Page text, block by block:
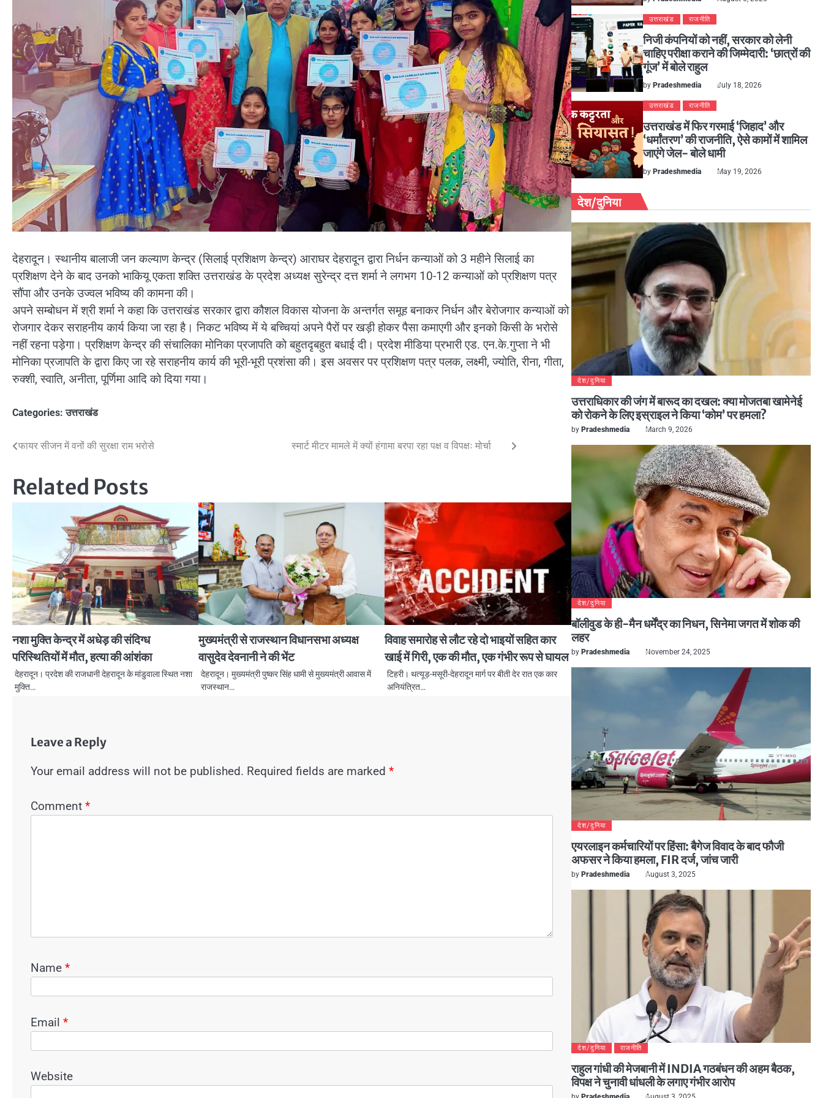
देहरादून। स्थानीय बालाजी जन कल्याण केन्द्र (सिलाई प्रशिक्षण केन्द्र) आराघर देहरादून द्वारा निर्धन कन्याओं को 3 महीने सिलाई का
प्रशिक्षण देने के बाद उनको भाकियू एकता शक्ति उत्तराखंड के प्रदेश अध्यक्ष सुरेन्द्र दत्त शर्मा ने लगभग 10-12 कन्याओं को प्रशिक्षण पत्र
सौंपा और उनके उज्वल भविष्य की कामना की।
अपने सम्बोधन में श्री शर्मा ने कहा कि उत्तराखंड सरकार द्वारा कौशल विकास योजना के अन्तर्गत समूह बनाकर निर्धन और बेरोजगार कन्याओं को
रोजगार देकर सराहनीय कार्य किया जा रहा है। निकट भविष्य में ये बच्चियां अपने पैरों पर खड़ी होकर पैसा कमाएगी और इनको किसी के भरोसे
नहीं रहना पड़ेगा। प्रशिक्षण केन्द्र की संचालिका मोनिका प्रजापति को बहुतदृबहुत बधाई दी। प्रदेश मीडिया प्रभारी एड. एन.के.गुप्ता ने भी
मोनिका प्रजापति के द्वारा किए जा रहे सराहनीय कार्य की भूरी-भूरी प्रशंसा की। इस अवसर पर प्रशिक्षण पत्र पलक, लक्ष्मी, ज्योति, रीना, गीता,
रुक्शी, स्वाति, अनीता, पूर्णिमा आदि को दिया गया।
Categories:उत्तराखंड
Post
फायर सीजन में वनों की सुरक्षा राम भरोसे स्मार्ट मीटर मामले में क्यों हंगामा बरपा रहा पक्ष व विपक्षः मोर्चा
Related Posts
नशा मुक्ति केन्द्र में अधेड़ की संदिग्ध
परिस्थितियों में मौत, हत्या की आंशंका
देहरादून। प्रदेश की राजधानी देहरादून के मांडुवाला स्थित नशा
मुक्ति…
मुख्यमंत्री से राजस्थान विधानसभा अध्यक्ष
वासुदेव देवनानी ने की भेंट
देहरादून। मुख्यमंत्री पुष्कर सिंह धामी से मुख्यमंत्री आवास में
राजस्थान…
विवाह समारोह से लौट रहे दो भाइयों सहित कार
खाई में गिरी, एक की मौत, एक गंभीर रूप से घायल
टिहरी। थत्यूड़-मसूरी-देहरादून मार्ग पर बीती देर रात एक कार
अनियंत्रित…
Leave a Reply
Your email address will not be published. Required fields are marked *
Comment *
Name *
Email *
Website
उत्तराखंड राजनीति
निजी कंपनियों को नहीं, सरकार को लेनी
चाहिए परीक्षा कराने की जिम्मेदारी: ‘छात्रों की
गूंज’ में बोले राहुल
by Pradeshmedia July 18, 2026
उत्तराखंड राजनीति
उत्तराखंड में फिर गरमाई ‘जिहाद’ और
‘धर्मांतरण’ की राजनीति, ऐसे कामों में शामिल
जाएंगे जेल- बोले धामी
by Pradeshmedia May 19, 2026
देश/दुनिया
देश/दुनिया
उत्तराधिकार की जंग में बारूद का दखल: क्या मोजतबा खामेनेई
को रोकने के लिए इस्राइल ने किया ‘कोम’ पर हमला?
by Pradeshmedia March 9, 2026
देश/दुनिया
बॉलीवुड के ही-मैन धर्मेंद्र का निधन, सिनेमा जगत में शोक की
लहर
by Pradeshmedia November 24, 2025
देश/दुनिया
एयरलाइन कर्मचारियों पर हिंसा: बैगेज विवाद के बाद फौजी
अफसर ने किया हमला, FIR दर्ज, जांच जारी
by Pradeshmedia August 3, 2025
देश/दुनिया राजनीति
राहुल गांधी की मेजबानी में INDIA गठबंधन की अहम बैठक,
विपक्ष ने चुनावी धांधली के लगाए गंभीर आरोप